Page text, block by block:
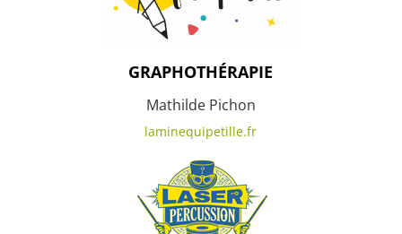
GRAPHOTHÉRAPIE
Mathilde Pichon
laminequipetille.fr